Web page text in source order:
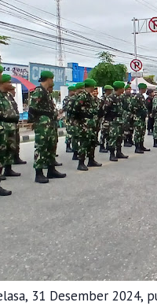
31 Desember 2024,